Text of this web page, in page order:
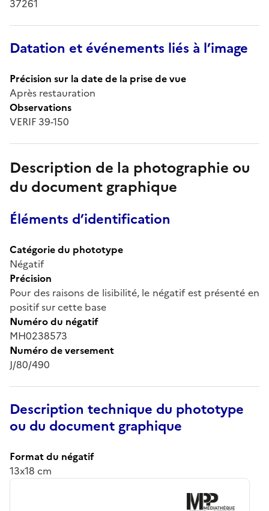
37261
Datation et événements liés à l’image
Précision sur la date de la prise de vue
Après restauration
Observations
VERIF 39-150
Description de la photographie ou
du document graphique
Éléments d’identification
Catégorie du phototype
Négatif
Précision
Pour des raisons de lisibilité, le négatif est présenté en
positif sur cette base
Numéro du négatif
MH0238573
Numéro de versement
J/80/490
Description technique du phototype
ou du document graphique
Format du négatif
13x18 cm